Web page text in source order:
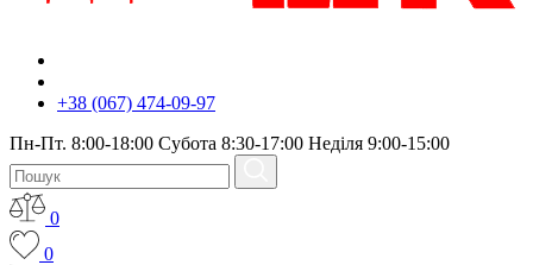
+38 (067) 474-09-97
Пн-Пт. 8:00-18:00 Субота 8:30-17:00 Неділя 9:00-15:00
0
0